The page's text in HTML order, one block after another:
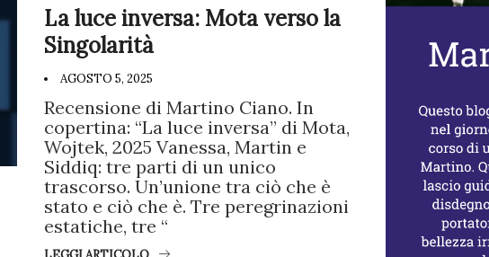
La luce inversa: Mota verso la
Singolarità
AGOSTO 5, 2025
Recensione di Martino Ciano. In
copertina: “La luce inversa” di Mota,
Wojtek, 2025 Vanessa, Martin e
Siddiq: tre parti di un unico
trascorso. Un’unione tra ciò che è
stato e ciò che è. Tre peregrinazioni
estatiche, tre “